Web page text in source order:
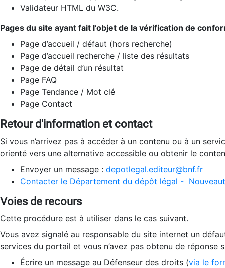
Validateur HTML du W3C.
Pages du site ayant fait l’objet de la vérification de
Page d’accueil / défaut (hors recherche)
Page d’accueil recherche / liste des résultats
Page de détail d’un résultat
Page FAQ
Page Tendance / Mot clé
Page Contact
Retour d'information et contact
Si vous n’arrivez pas à accéder à un contenu ou à un
orienté vers une alternative accessible ou obtenir le
Envoyer un message : depotlegal.editeur@bnf.fr
Contacter le Département du dépôt légal -
Voies de recours
Cette procédure est à utiliser dans le cas suivant.
Vous avez signalé au responsable du site internet un
services du portail et vous n’avez pas obtenu de réponse
Écrire un message au Défenseur des droits (via le